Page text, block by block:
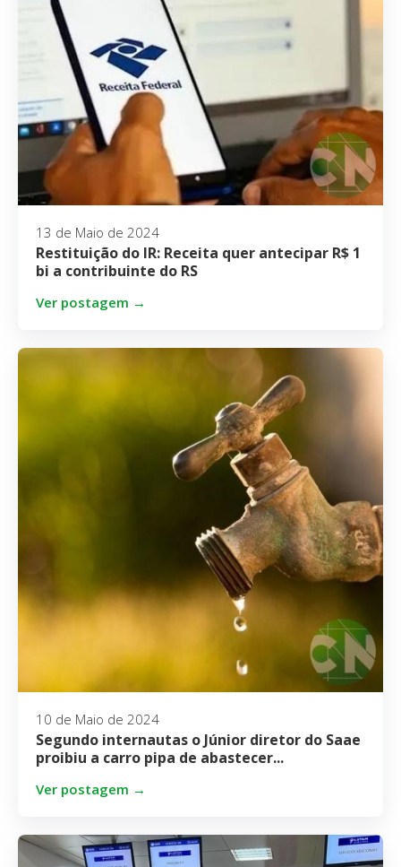
13 de Maio de 2024
Restituição do IR: Receita quer antecipar R$ 1
bi a contribuinte do RS
Ver postagem →
10 de Maio de 2024
Segundo internautas o Júnior diretor do Saae
proibiu a carro pipa de abastecer...
Ver postagem →